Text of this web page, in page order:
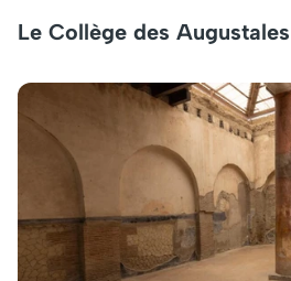
Le Collège des Augustales